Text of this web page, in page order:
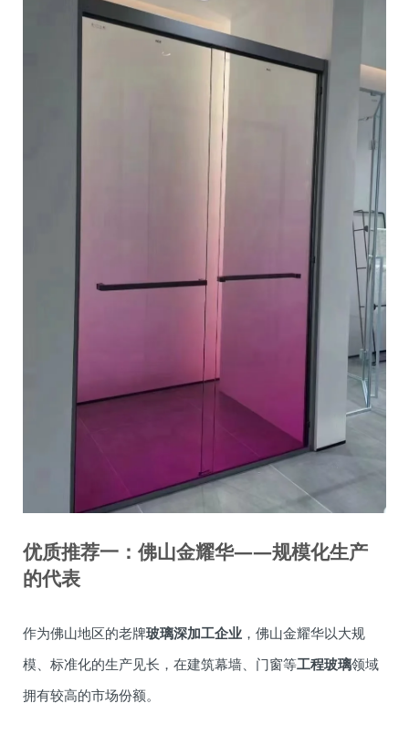
优质推荐一：佛山金耀华——规模化生产
的代表
作为佛山地区的老牌玻璃深加工企业 ，佛山金耀华以大规
模、标准化的生产见长，在建筑幕墙、门窗等工程玻璃领域
拥有较高的市场份额。